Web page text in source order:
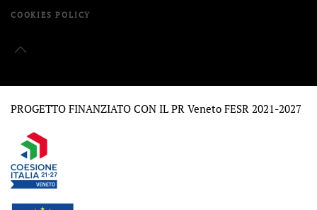
COOKIES POLICY
PROGETTO FINANZIATO CON IL PR Veneto FESR 2021-2027